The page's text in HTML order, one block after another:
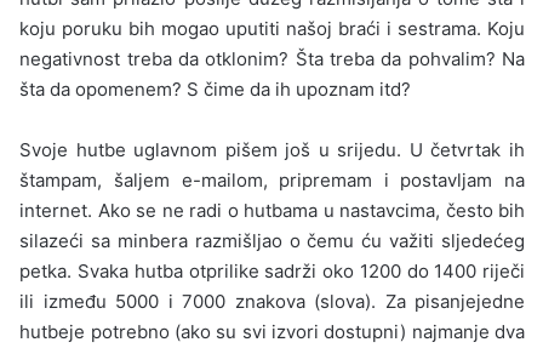
koju poruku bih mogao uputiti našoj braći i sestrama. Koju
negativnost treba da otklonim? Šta treba da pohvalim? Na
šta da opomenem? S čime da ih upoznam itd?
Svoje hutbe uglavnom pišem još u srijedu. U četvrtak ih
štam­pam, šaljem e-mailom, pripremam i postavljam na
internet. Ako se ne radi o hutbama u nastavcima, često bih
silazeći sa minbera razmišljao o čemu ću važiti sljedećeg
petka. Svaka hutba otprilike sadrži oko 1200 do 1400 riječi
ili između 5000 i 7000 znakova (slo­va). Za pisanjejedne
hutbeje potrebno (ako su svi izvori dostupni) najmanje dva